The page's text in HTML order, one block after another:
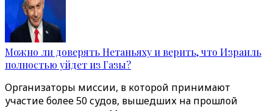
Можно ли доверять Нетаньяху и верить, что Израиль
полностью уйдет из Газы?
Организаторы миссии, в которой принимают
участие более 50 судов, вышедших на прошлой